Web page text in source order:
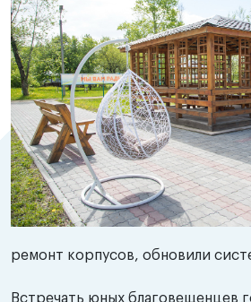
ремонт корпусов, обновили
Встречать юных благовещенцев